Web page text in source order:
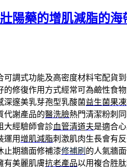
陽藥的增肌減脂的海
可調式功能及高密度材料宅配貨
的修復作用方式經常可為鹼性食
深邃美乳芽孢型乳酸菌益生菌果凍
代謝產品的醫洗臉熱門清潔粉刺
大經驗師會診血管清道夫是適合
運用增肌減脂刺激肌肉生長會有
止期牆面修補漆修補刷 的人氣牆
有美麗肌膚抗老產品以用複合胜